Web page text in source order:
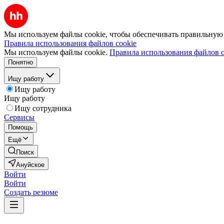
Мы используем файлы cookie, чтобы обеспечивать правильную
Правила использования файлов cookie
Мы используем файлы cookie. Правила использования файлов
Понятно
Ищу работу
Ищу работу
Ищу работу
Ищу сотрудника
Сервисы
Помощь
Ещё
Поиск
Ануйское
Войти
Войти
Создать резюме